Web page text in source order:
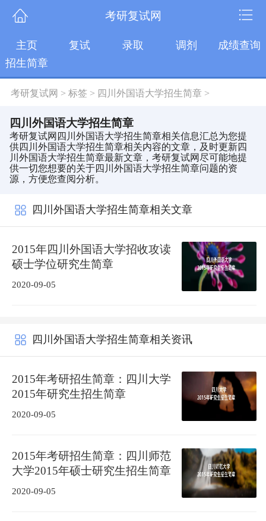
考研复试网
主页 复试 录取 调剂
成绩查询
招生简章
考研复试网 > 标签 > 四川外国语大学招生简章>
四川外国语大学招生简章
考研复试网四川外国语大学招生简章相关信息汇总为您提
供四川外国语大学招生简章相关内容的文章，及时更新四
川外国语大学招生简章最新文章，考研复试网尽可能地提
供一切您想要的关于四川外国语大学招生简章问题的资
源，方便您查阅分析。
四川外国语大学招生简章相关文章
2015年四川外国语大学招收攻读
硕士学位研究生简章
2020-09-05
四川外国语大学招生简章相关资讯
2015年考研招生简章：四川大学
2015年研究生招生简章
2020-09-05
2015年考研招生简章：四川师范
大学2015年硕士研究生招生简章
2020-09-05